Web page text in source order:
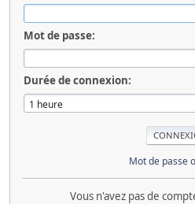
Mot de passe:
Durée de connexion:
Mot de passe
Vous n'avez pas de